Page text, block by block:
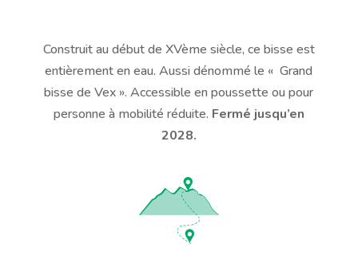
Construit au début de XVème siècle, ce bisse est
entièrement en eau. Aussi dénommé le « Grand
bisse de Vex ».Accessible en poussette ou pour
personne à mobilité réduite. Fermé jusqu’en
2028.